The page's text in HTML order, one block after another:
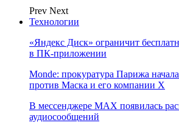
Prev Next
Технологии
«Яндекс Диск» ограничит
в ПК-приложении
Monde: прокуратура Парижа
против Маска и его компании X
В мессенджере MAX появилась
аудиосообщений